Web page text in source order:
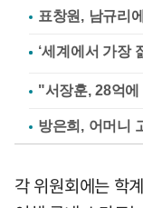
표창원, 남규리
"서장훈, 28억
방은희, 어머니
각 위원회에는 학